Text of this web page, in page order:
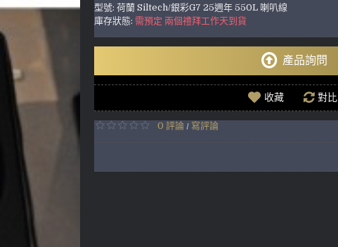
型號: 荷蘭 Siltech/銀彩G7 25週年 550L 喇叭線
庫存狀態: 需預定 兩個禮拜工作天到貨
產品詢問
收藏 對比
0 評論 / 寫評論